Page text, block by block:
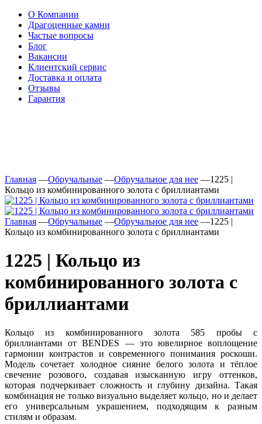
О Компании
Драгоценные камни
Частые вопросы
Блог
Вакансии
Клиентский сервис
Доставка и оплата
Отзывы
Гарантия
Главная —Обручальные —Обручальное для нее —1225 |
Кольцо из комбинированного золота с бриллиантами
Главная —Обручальные —Обручальное для нее —1225 |
Кольцо из комбинированного золота с бриллиантами
1225 | Кольцо из
комбинированного золота с
бриллиантами
Кольцо из комбинированного золота 585 пробы с
бриллиантами от BENDES — это ювелирное воплощение
гармонии контрастов и современного понимания роскоши.
Модель сочетает холодное сияние белого золота и тёплое
свечение розового, создавая изысканную игру оттенков,
которая подчеркивает сложность и глубину дизайна. Такая
комбинация не только визуально выделяет кольцо, но и делает
его универсальным украшением, подходящим к разным
стилям и образам.